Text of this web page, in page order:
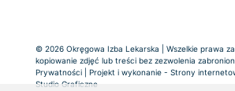
© 2026 Okręgowa Izba Lekarska | Wszelkie prawa
kopiowanie zdjęć lub treści bez zezwolenia
Prywatności | Projekt i wykonanie - Strony
Studio Graficzne